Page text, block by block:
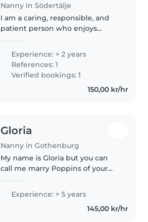
Nanny in Södertälje
I am a caring, responsible, and
patient person who enjoys
hand experience in
understanding children's needs,
routines,..
Experience: > 2 years
References: 1
Verified bookings: 1
150,00 kr/hr
Gloria
Nanny in Gothenburg
My name is Gloria but you can
call me marry Poppins of your
years old and I have 5 years
experience of babysitting here
in sweden Gothenburg under..
Experience: > 5 years
145,00 kr/hr